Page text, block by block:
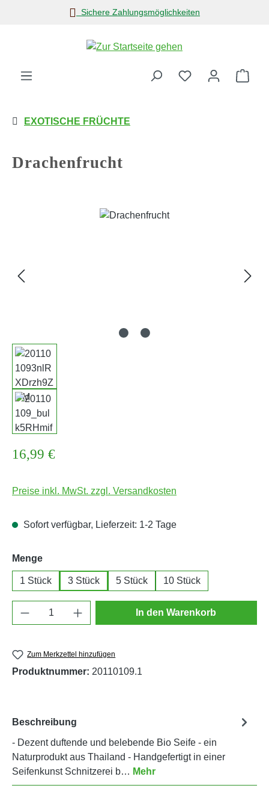
Zum Hauptinhalt springenSichere Zahlungsmöglichkeiten
EXOTISCHE FRÜCHTE
Drachenfrucht
Bildergalerie überspringen
Regulärer Preis:
16,99 €
Preise inkl. MwSt. zzgl. Versandkosten
Sofort verfügbar, Lieferzeit: 1-2 Tage
Mengeauswählen
1 Stück 3 Stück 5 Stück 10 Stück
Produkt Anzahl: Gib den gewünschten
In den Warenkorb
Zum Merkzettel hinzufügen
Produktnummer: 20110109.1
Beschreibung
- Dezent duftende und belebende Bio Seife - ein
Naturprodukt aus Thailand - Handgefertigt in einer
Seifenkunst Schnitzerei b… Mehr